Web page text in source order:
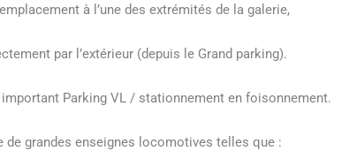
à l’une des extrémités de la galerie,
par l’extérieur (depuis le Grand parking).
Parking VL / stationnement en foisonnement.
de grandes enseignes locomotives telles que :